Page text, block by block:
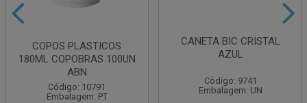
COPOS PLASTICOS
180ML COPOBRAS 100UN
ABN
Código: 10791
Embalagem: PT
CANETA BIC CRISTAL
AZUL
Código: 9741
Embalagem: UN